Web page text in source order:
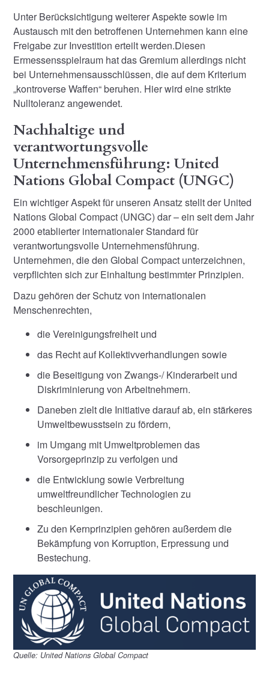
Unter Berücksichtigung weiterer Aspekte sowie im
Austausch mit den betroffenen Unternehmen kann eine
Freigabe zur Investition erteilt werden.Diesen
Ermessensspielraum hat das Gremium allerdings nicht
bei Unternehmensausschlüssen, die auf dem Kriterium
„kontroverse Waffen“ beruhen. Hier wird eine strikte
Nulltoleranz angewendet.
Nachhaltige und
verantwortungsvolle
Unternehmensführung: United
Nations Global Compact (UNGC)
Ein wichtiger Aspekt für unseren Ansatz stellt der United
Nations Global Compact (UNGC) dar – ein seit dem Jahr
2000 etablierter internationaler Standard für
verantwortungsvolle Unternehmensführung.
Unternehmen, die den Global Compact unterzeichnen,
verpflichten sich zur Einhaltung bestimmter Prinzipien.
Dazu gehören der Schutz von internationalen
Menschenrechten,
die Vereinigungsfreiheit und
das Recht auf Kollektivverhandlungen sowie
die Beseitigung von Zwangs-/ Kinderarbeit und
Diskriminierung von Arbeitnehmern.
Daneben zielt die Initiative darauf ab, ein stärkeres
Umweltbewusstsein zu fördern,
im Umgang mit Umweltproblemen das
Vorsorgeprinzip zu verfolgen und
die Entwicklung sowie Verbreitung
umweltfreundlicher Technologien zu
beschleunigen.
Zu den Kernprinzipien gehören außerdem die
Bekämpfung von Korruption, Erpressung und
Bestechung.
Quelle: United Nations Global Compact